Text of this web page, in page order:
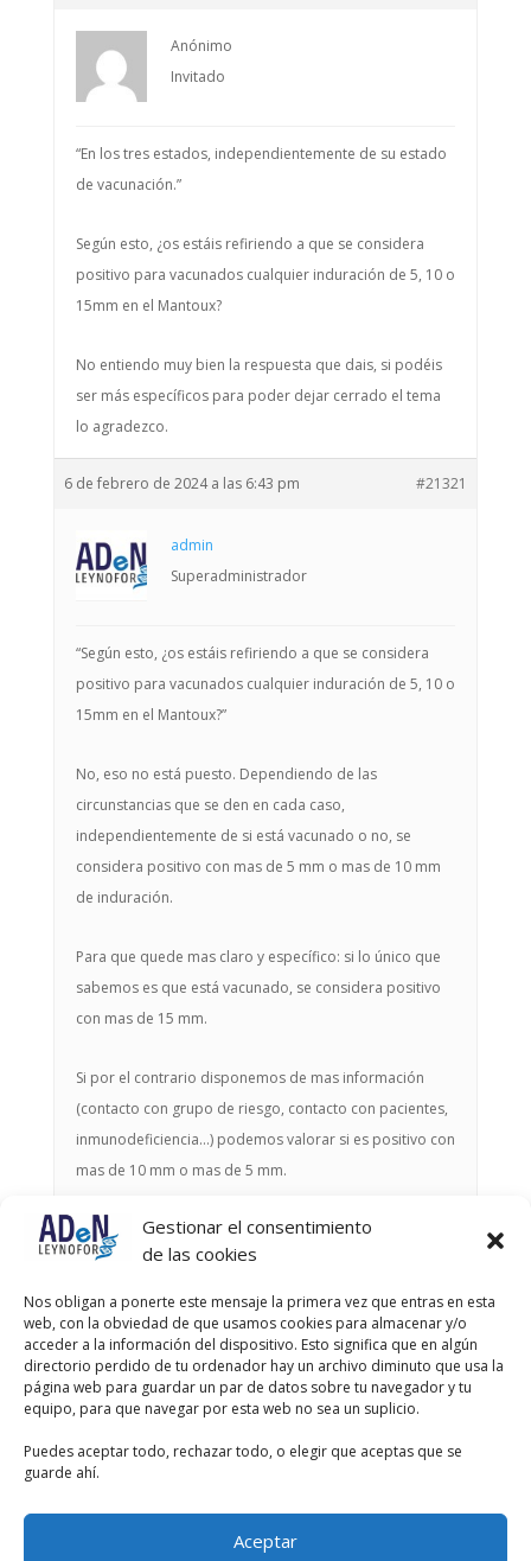
Gestionar el consentimiento
de las cookies
Nos obligan a ponerte este mensaje la primera vez que entras en esta
web, con la obviedad de que usamos cookies para almacenar y/o
acceder a la información del dispositivo. Esto significa que en algún
directorio perdido de tu ordenador hay un archivo diminuto que usa la
página web para guardar un par de datos sobre tu navegador y tu
equipo, para que navegar por esta web no sea un suplicio.
Puedes aceptar todo, rechazar todo, o elegir que aceptas que se
guarde ahí.
Aceptar
Anónimo
Invitado
“En los tres estados, independientemente de su estado
de vacunación.”
Según esto, ¿os estáis refiriendo a que se considera
positivo para vacunados cualquier induración de 5, 10 o
15mm en el Mantoux?
No entiendo muy bien la respuesta que dais, si podéis
ser más específicos para poder dejar cerrado el tema
lo agradezco.
6 de febrero de 2024 a las 6:43 pm #21321
admin
Superadministrador
“Según esto, ¿os estáis refiriendo a que se considera
positivo para vacunados cualquier induración de 5, 10 o
15mm en el Mantoux?”
No, eso no está puesto. Dependiendo de las
circunstancias que se den en cada caso,
independientemente de si está vacunado o no, se
considera positivo con mas de 5 mm o mas de 10 mm
de induración.
Para que quede mas claro y específico: si lo único que
sabemos es que está vacunado, se considera positivo
con mas de 15 mm.
Si por el contrario disponemos de mas información
(contacto con grupo de riesgo, contacto con pacientes,
inmunodeficiencia…) podemos valorar si es positivo con
mas de 10 mm o mas de 5 mm.
Autor Entradas
Debes estar registrado para responder a este debate.
Nombre de usuario:
Contraseña:
Recordar mi contraseña